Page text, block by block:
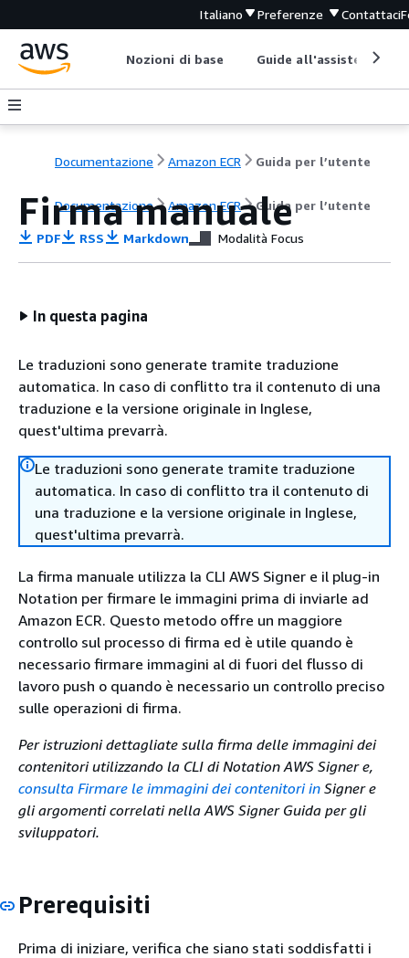
Italiano Preferenze Contattaci
Nozioni di base Guide all'assistenza
Documentazione Amazon ECR Guida per l’utente
Documentazione Amazon ECR Guida per l’utente
Firma manuale
PDF RSS Markdown Modalità Focus
In questa pagina
Le traduzioni sono generate tramite traduzione
automatica. In caso di conflitto tra il contenuto di una
traduzione e la versione originale in Inglese,
quest'ultima prevarrà.
Le traduzioni sono generate tramite traduzione
automatica. In caso di conflitto tra il contenuto di
una traduzione e la versione originale in Inglese,
quest'ultima prevarrà.
La firma manuale utilizza la CLI AWS Signer e il plug-in
Notation per firmare le immagini prima di inviarle ad
Amazon ECR. Questo metodo offre un maggiore
controllo sul processo di firma ed è utile quando è
necessario firmare immagini al di fuori del flusso di
lavoro push o quando è necessario un controllo preciso
sulle operazioni di firma.
Per istruzioni dettagliate sulla firma delle immagini dei
contenitori utilizzando la CLI di Notation AWS Signer e,
consulta Firmare le immagini dei contenitori in Signer e
gli argomenti correlati nella AWS Signer Guida per gli
sviluppatori.
Prerequisiti
Prima di iniziare, verifica che siano stati soddisfatti i